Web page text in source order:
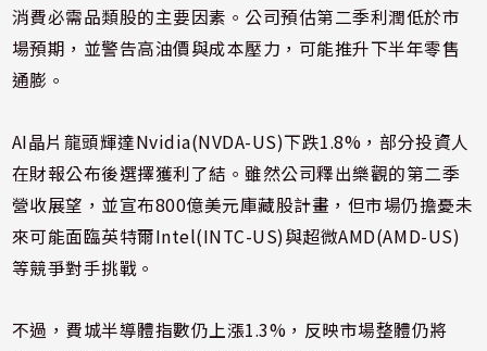
消費必需品類股的主要因素。公司預估第二季利潤低於市
場預期，並警告高油價與成本壓力，可能推升下半年零售
通膨。
AI晶片龍頭輝達Nvidia(NVDA-US)下跌1.8%，部分投資人
在財報公布後選擇獲利了結。雖然公司釋出樂觀的第二季
營收展望，並宣布800億美元庫藏股計畫，但市場仍擔憂未
來可能面臨英特爾Intel(INTC-US)與超微AMD(AMD-US)
等競爭對手挑戰。
不過，費城半導體指數仍上漲1.3%，反映市場整體仍將